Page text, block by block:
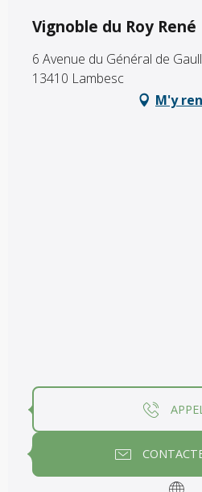
Vignoble du Roy René
6 Avenue du Général de
13410 Lambesc
M'y